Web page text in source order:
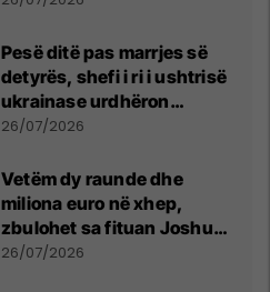
Pesë ditë pas marrjes së
detyrës, shefi i ri i ushtrisë
ukrainase urdhëron
kontroll të madh
26/07/2026
Vetëm dy raunde dhe
miliona euro në xhep,
zbulohet sa fituan Joshua
e Prenga
26/07/2026